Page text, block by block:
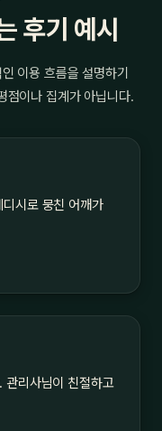
후기 예시
이용 흐름을 설명하기
점이나 집계가 아닙니다.
시로 뭉친 어깨가
관리사님이 친절하고